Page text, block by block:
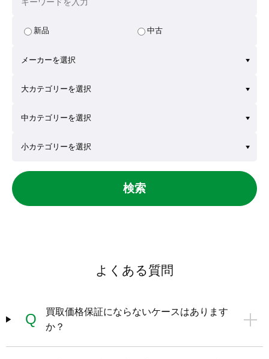
新品 中古
検索
よくある質問
Q
買取価格保証にならないケースはあります
か？